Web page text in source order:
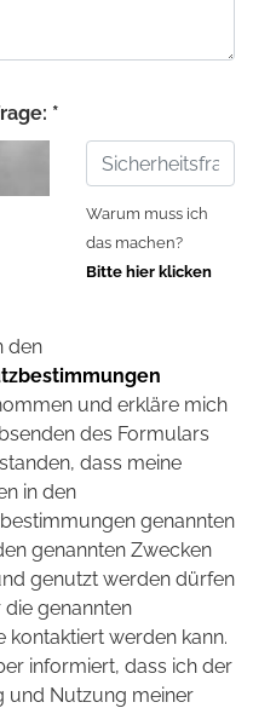
*
Warum muss ich
das machen?
Bitte hier klicken
den
und erkläre mich
des Formulars
dass meine
in den
genannten
genannten Zwecken
genutzt werden dürfen
genannten
kontaktiert werden kann.
informiert, dass ich der
und Nutzung meiner